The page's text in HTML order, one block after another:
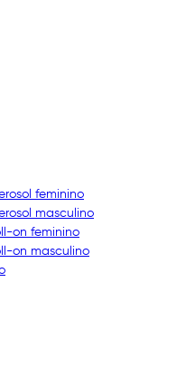
feminino
masculino
on feminino
on masculino